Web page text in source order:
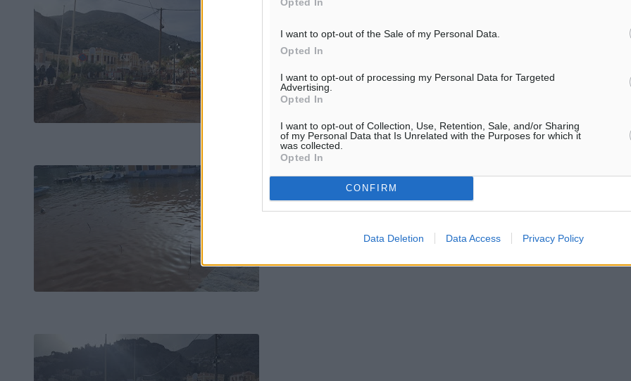
I want to opt-out of the Sale of my Personal Data.
Opted In
I want to opt-out of processing my Personal Data for Targeted
Advertising.
Opted In
I want to opt-out of Collection, Use, Retention, Sale, and/or Sharing
of my Personal Data that Is Unrelated with the Purposes for which it
was collected.
Opted In
CONFIRM
Data Deletion Data Access Privacy Policy